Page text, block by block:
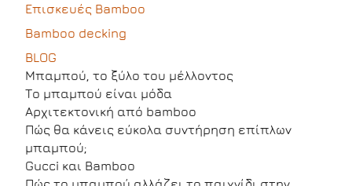
Επισκευές Bamboo
Bamboo decking
BLOG
Μπαμπού, το ξύλο του μέλλοντος
Το μπαμπού είναι μόδα
Αρχιτεκτονική από bamboo
Πώς θα κάνεις εύκολα συντήρηση επίπλων
μπαμπού;
Gucci και Bamboo